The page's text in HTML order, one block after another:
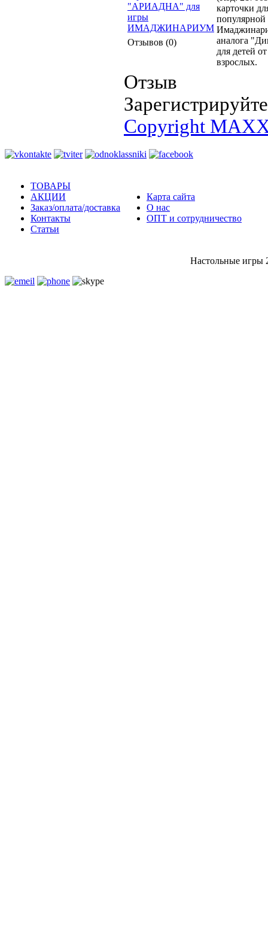
Отзывов (0)
карточки
аналога
для детей
взрослых.
Отзыв
Copyright
ТОВАРЫ
АКЦИИ
Заказ/оплата/доставка
Контакты
Статьи
Карта сайта
О нас
ОПТ и сотрудничество